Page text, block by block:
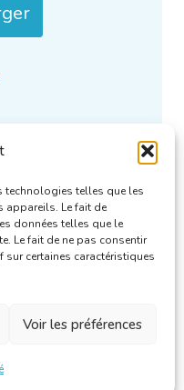
technologies telles que les
appareils. Le fait de
données telles que le
Le fait de ne pas consentir
sur certaines caractéristiques
Voir les préférences